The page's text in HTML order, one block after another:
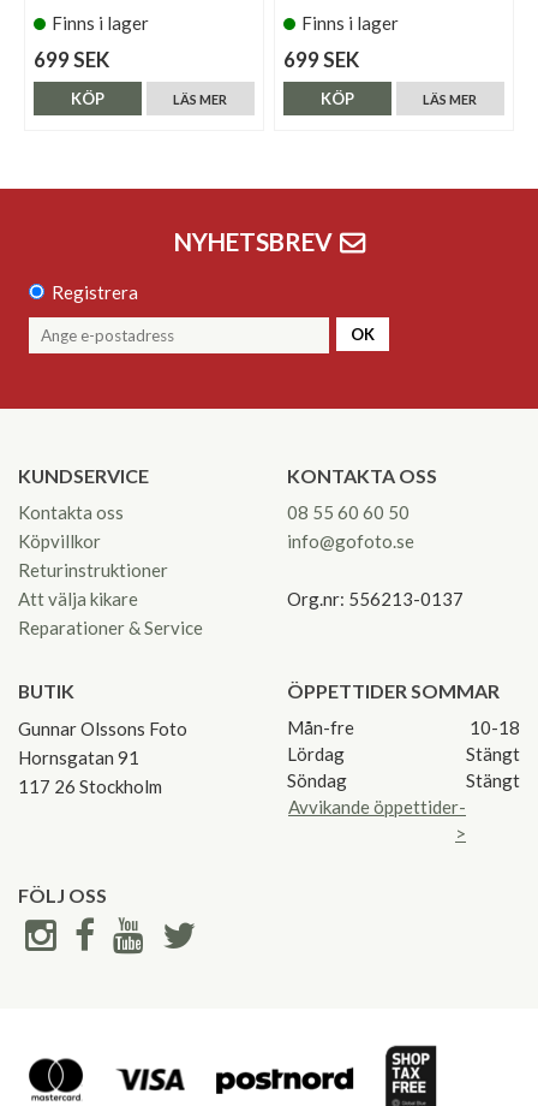
Finns i lager
699 SEK
LÄS MER
KÖP
Finns i lager
699 SEK
LÄS MER
KÖP
NYHETSBREV
Registrera
OK
KUNDSERVICE
Kontakta oss
Köpvillkor
Returinstruktioner
Att välja kikare
Reparationer & Service
KONTAKTA OSS
08 55 60 60 50
info@gofoto.se
Org.nr: 556213-0137
BUTIK
Gunnar Olssons Foto
Hornsgatan 91
117 26 Stockholm
ÖPPETTIDER SOMMAR
Mån-fre
10-18
Lördag
Stängt
Söndag
Stängt
Avvikande öppettider-
>
FÖLJ OSS